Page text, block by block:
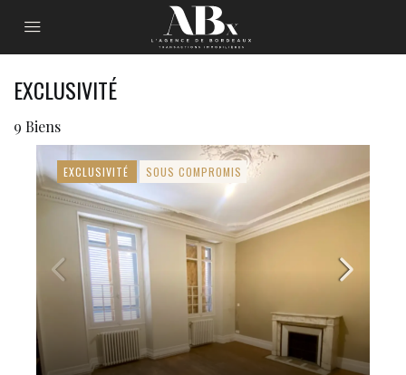
EXCLUSIVITÉ
9 Biens
EXCLUSIVITÉ SOUS COMPROMIS